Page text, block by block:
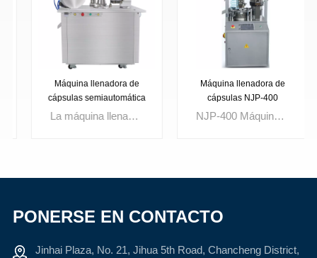
Máquina llenadora de
cápsulas semiautomática
CGN-208
La máquina llenadora de cápsulas semiautomática CGN-208 con control combinado de electricidad y vapor, equipada con un dispositivo contador automático electrónico, es adecuada para llenar varias cápsulas importadas nacionales. Puede finalizar automáticamente la acción de ubicación, separación, llenado, bloqueo, etc. para la cápsula. Reduzca la fuerza laboral, mejore la eficiencia de la producción, de acuerdo con los requisitos de la medicina sanitaria. Es un equipo ideal con precisión inteligente para la dosificación, estructura novedosa, atractivo y fácil de operar, para llenar medicamentos en cápsulas en la industria farmacéutica.
Máquina llenadora de
cápsulas NJP-400
automática
NJP-400 Máquina llenadora de cápsulas completamente automática. Pantalla táctil, panel de control de programa PLC con LCD. Mecanismo de vacío de cápsula posicionado para que la cápsula califique más del 99%.
PONERSE EN CONTACTO
Jinhai Plaza, No. 21, Jihua 5th Road, Chancheng District,